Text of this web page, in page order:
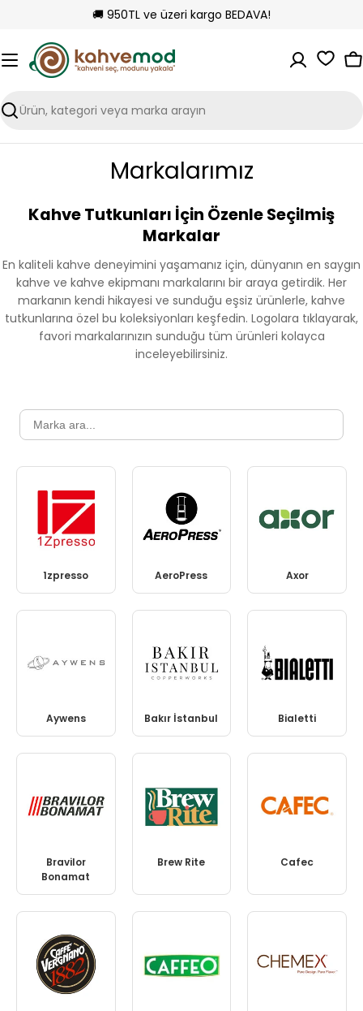
🚚 950TL ve üzeri kargo BEDAVA!
Ara
Markalarımız
Kahve Tutkunları İçin Özenle Seçilmiş
Markalar
En kaliteli kahve deneyimini yaşamanız için, dünyanın en saygın
kahve ve kahve ekipmanı markalarını bir araya getirdik. Her
markanın kendi hikayesi ve sunduğu eşsiz ürünlerle, kahve
tutkunlarına özel bu koleksiyonları keşfedin. Logolara tıklayarak,
favori markalarınızın sunduğu tüm ürünleri kolayca
inceleyebilirsiniz.
1zpresso AeroPress Axor
Aywens Bakır İstanbul Bialetti
Bravilor
Bonamat
Brew Rite Cafec